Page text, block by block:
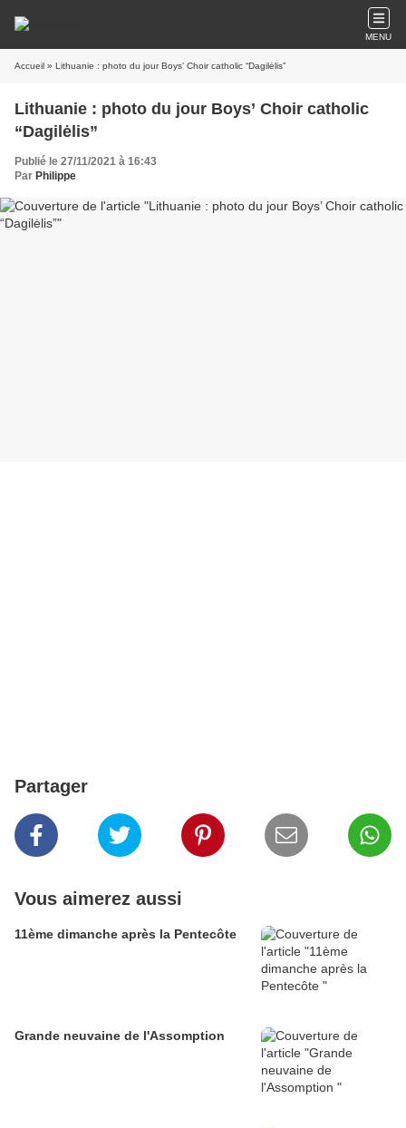
MENU
Accueil » Lithuanie : photo du jour Boys’ Choir catholic “Dagilėlis”
Lithuanie : photo du jour Boys’ Choir catholic
“Dagilėlis”
Publié le 27/11/2021 à 16:43
Par Philippe
Partager
Vous aimerez aussi
11ème dimanche après la Pentecôte
Grande neuvaine de l'Assomption